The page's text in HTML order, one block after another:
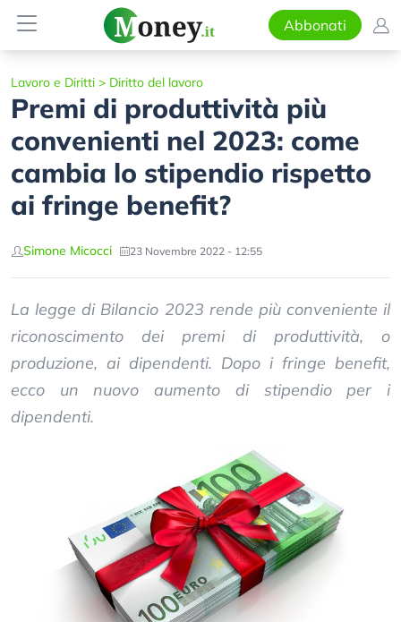
Abbonati
Lavoro e Diritti > Diritto del lavoro
Premi di produttività più
convenienti nel 2023: come
cambia lo stipendio rispetto
ai fringe benefit?
Simone Micocci 23 Novembre 2022 - 12:55
La legge di Bilancio 2023 rende più conveniente il
riconoscimento dei premi di produttività, o
produzione, ai dipendenti. Dopo i fringe benefit,
ecco un nuovo aumento di stipendio per i
dipendenti.